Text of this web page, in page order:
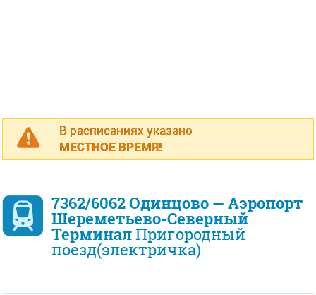
В расписаниях указано
МЕСТНОЕ ВРЕМЯ!
7362/6062 Одинцово — Аэропорт
Шереметьево-Северный
ТерминалПригородный
поезд(электричка)